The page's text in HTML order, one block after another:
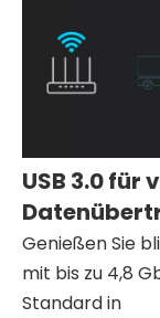
USB 3.0 für
Genießen Sie
mit bis zu 4,8
Standard in